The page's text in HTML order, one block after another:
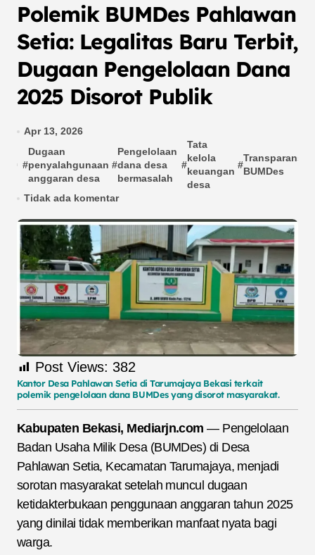
Polemik BUMDes Pahlawan
Setia: Legalitas Baru Terbit,
Dugaan Pengelolaan Dana
2025 Disorot Publik
Apr 13, 2026
#
Dugaan
penyalahgunaan
anggaran desa
#
Pengelolaan
dana desa
bermasalah
#
Tata
kelola
keuangan
desa
#
Transparansi
BUMDes
Tidak ada komentar
Post Views: 382
Kantor Desa Pahlawan Setia di Tarumajaya Bekasi terkait
polemik pengelolaan dana BUMDes yang disorot masyarakat.
Kabupaten Bekasi, Mediarjn.com — Pengelolaan
Badan Usaha Milik Desa (BUMDes) di Desa
Pahlawan Setia, Kecamatan Tarumajaya, menjadi
sorotan masyarakat setelah muncul dugaan
ketidakterbukaan penggunaan anggaran tahun 2025
yang dinilai tidak memberikan manfaat nyata bagi
warga.